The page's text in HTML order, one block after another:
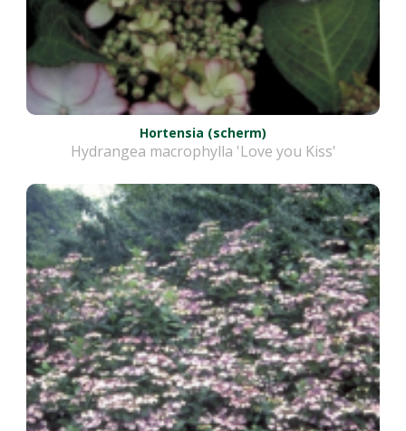
Hortensia (scherm)
Hydrangea macrophylla 'Love you Kiss'